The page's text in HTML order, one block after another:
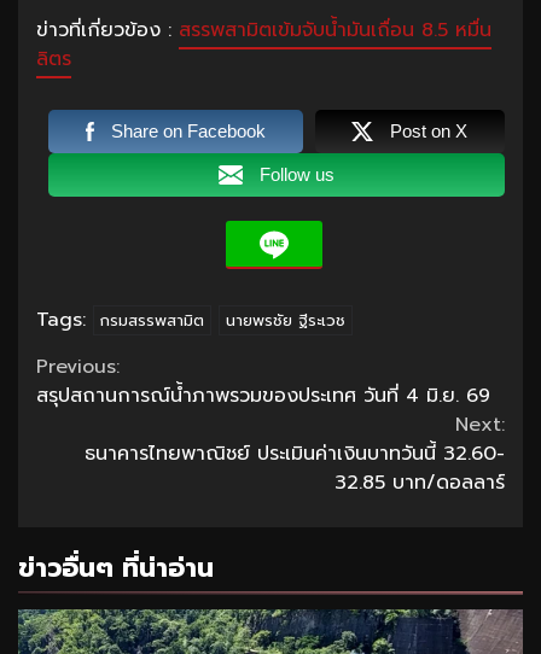
ข่าวที่เกี่ยวข้อง : สรรพสามิตเข้มจับน้ำมันเถื่อน 8.5 หมื่น
ลิตร
Share on Facebook Post on X
Follow us
Tags: กรมสรรพสามิต นายพรชัย ฐีระเวช
Continue
Reading
Previous:
สรุปสถานการณ์น้ำภาพรวมของประเทศ วันที่ 4 มิ.ย. 69
Next:
ธนาคารไทยพาณิชย์ ประเมินค่าเงินบาทวันนี้ 32.60-
32.85 บาท/ดอลลาร์
ข่าวอื่นๆ ที่น่าอ่าน